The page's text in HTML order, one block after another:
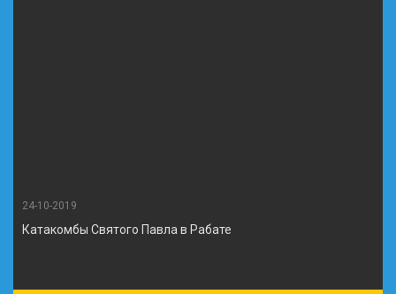
24-10-2019
Катакомбы Святого Павла в Рабате